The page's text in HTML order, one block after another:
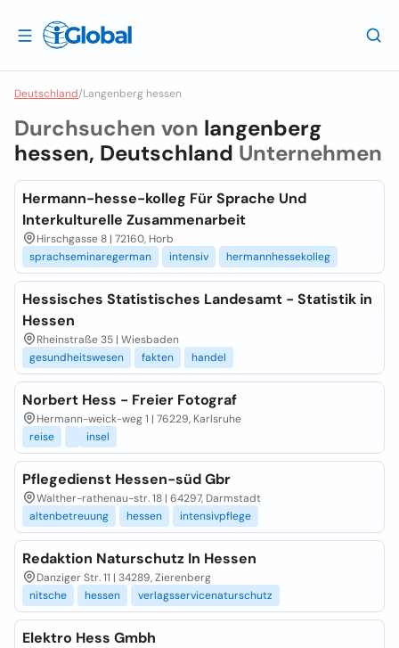
Deutschland/Langenberg hessen
Durchsuchen von langenberg
hessen, Deutschland Unternehmen
Hermann-hesse-kolleg Für Sprache Und
Interkulturelle Zusammenarbeit
Hirschgasse 8 | 72160, Horb
sprachseminaregerman
intensiv hermannhessekolleg
Hessisches Statistisches Landesamt - Statistik in
Hessen
Rheinstraße 35 | Wiesbaden
gesundheitswesen
fakten handel
Norbert Hess - Freier Fotograf
Hermann-weick-weg 1 | 76229, Karlsruhe
reise
insel
Pflegedienst Hessen-süd Gbr
Walther-rathenau-str. 18 | 64297, Darmstadt
altenbetreuung
hessen intensivpflege
Redaktion Naturschutz In Hessen
Danziger Str. 11 | 34289, Zierenberg
nitsche
hessen verlagsservicenaturschutz
Elektro Hess Gmbh